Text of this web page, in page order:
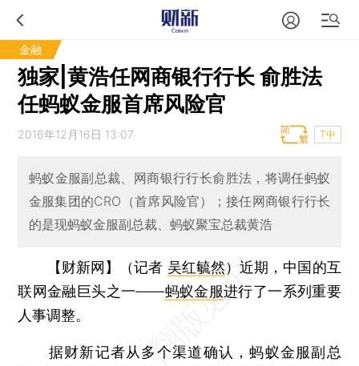
金融
独家|黄浩任网商银行行长 俞胜法
任蚂蚁金服首席风险官
2016年12月16日 13:07 T中
蚂蚁金服副总裁、网商银行行长俞胜法，将调任蚂蚁
金服集团的CRO（首席风险官）；接任网商银行行长
的是现蚂蚁金服副总裁、蚂蚁聚宝总裁黄浩
【财新网】（记者 吴红毓然）近期，中国的互
联网金融巨头之一——蚂蚁金服进行了一系列重要
人事调整。
据财新记者从多个渠道确认，蚂蚁金服副总